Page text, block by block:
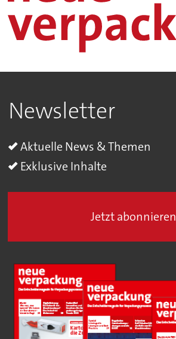
Newsletter
Aktuelle News & Themen
Exklusive Inhalte
Jetzt abonnieren